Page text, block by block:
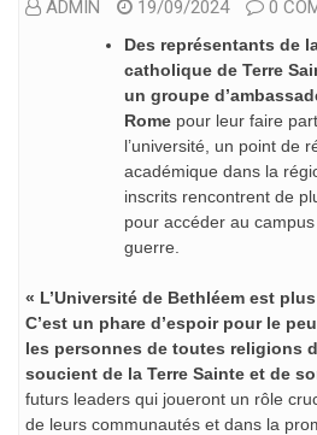
ADMIN 19/09/2024 0
Des représentants de
catholique de Terre
un groupe
Rome pour leur faire
l’université, un point de
académique dans la
inscrits rencontrent de
pour accéder au
guerre.
« L’Université de Bethléem est
C’est un phare d’espoir pour le
les personnes de toutes religions
soucient de la Terre Sainte et de
futurs leaders qui joueront un rôle
de leurs communautés et dans la